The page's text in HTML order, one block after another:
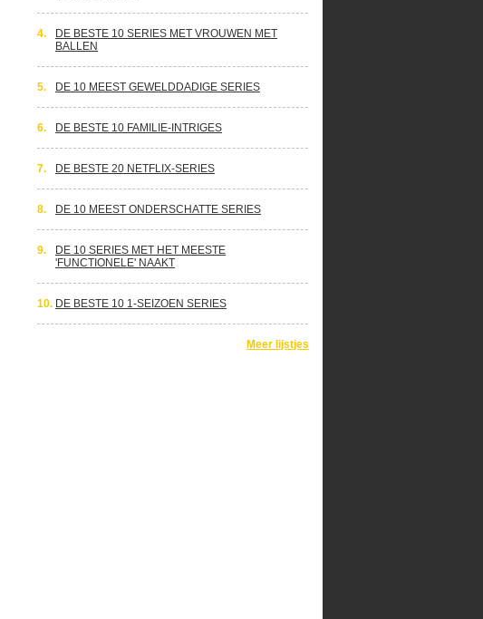
4.
DE BESTE 10 SERIES MET VROUWEN MET
BALLEN
5. DE 10 MEEST GEWELDDADIGE SERIES
6. DE BESTE 10 FAMILIE-INTRIGES
7. DE BESTE 20 NETFLIX-SERIES
8. DE 10 MEEST ONDERSCHATTE SERIES
9.
DE 10 SERIES MET HET MEESTE
'FUNCTIONELE' NAAKT
10. DE BESTE 10 1-SEIZOEN SERIES
Meer lijstjes